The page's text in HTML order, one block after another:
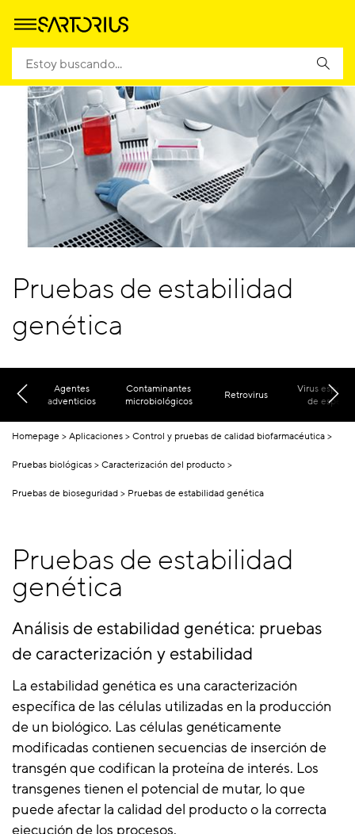
Pruebas de estabilidad
genética
Agentes
adventicios
Contaminantes
microbiológicos
Retrovirus
Virus
de
Homepage Aplicaciones Control y pruebas de calidad biofarmacéutica
Pruebas biológicas Caracterización del producto
Pruebas de bioseguridad Pruebas de estabilidad genética
Pruebas de estabilidad
genética
Análisis de estabilidad genética: pruebas
de caracterización y estabilidad
La estabilidad genética es una caracterización
específica de las células utilizadas en la producción
de un biológico. Las células genéticamente
modificadas contienen secuencias de inserción de
transgén que codifican la proteína de interés. Los
transgenes tienen el potencial de mutar, lo que
puede afectar la calidad del producto o la correcta
ejecución de los procesos.